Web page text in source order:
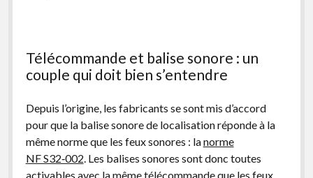
Télécommande et balise sonore : un
couple qui doit bien s’entendre
Depuis l’origine, les fabricants se sont mis d’accord
pour que la balise sonore de localisation réponde à la
même norme que les feux sonores : lanorme
NF S32‑002. Les balises sonores sont donc toutes
activables avec la mêmetélécommandeque les feux